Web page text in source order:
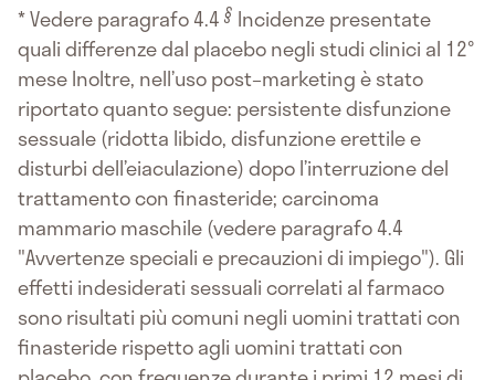
* Vedere paragrafo 4.4 § Incidenze presentate
quali differenze dal placebo negli studi clinici al 12°
mese Inoltre, nell’uso post–marketing è stato
riportato quanto segue: persistente disfunzione
sessuale (ridotta libido, disfunzione erettile e
disturbi dell’eiaculazione) dopo l’interruzione del
trattamento con finasteride; carcinoma
mammario maschile (vedere paragrafo 4.4
"Avvertenze speciali e precauzioni di impiego"). Gli
effetti indesiderati sessuali correlati al farmaco
sono risultati più comuni negli uomini trattati con
finasteride rispetto agli uomini trattati con